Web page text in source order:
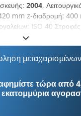
2004,
mm z-διαδρομή:
ISO 40
5,5 kW
m Crjdpfjzruwlex Al
* Λάμπα μηχανής
τώρα από
εκατομμύρια